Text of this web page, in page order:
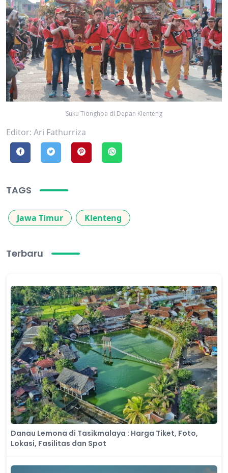
Suku Tionghoa di Depan Klenteng
Editor: Ari Fathurriza
TAGS
Jawa Timur Klenteng
Terbaru
Danau Lemona di Tasikmalaya : Harga Tiket, Foto,
Lokasi, Fasilitas dan Spot